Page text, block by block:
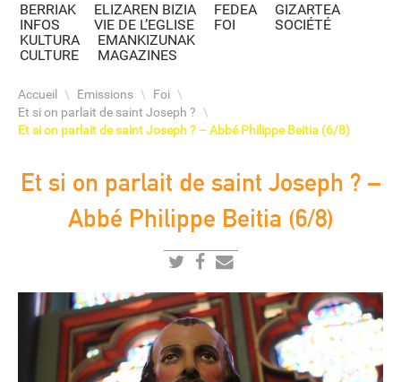
BERRIAK
INFOS
ELIZAREN BIZIA
VIE DE L’EGLISE
FEDEA
FOI
GIZARTEA
SOCIÉTÉ
KULTURA
CULTURE
EMANKIZUNAK
MAGAZINES
Accueil \ Emissions \ Foi \
Et si on parlait de saint Joseph ? \
Et si on parlait de saint Joseph ? – Abbé Philippe Beitia (6/8)
Et si on parlait de saint Joseph ? –
Abbé Philippe Beitia (6/8)